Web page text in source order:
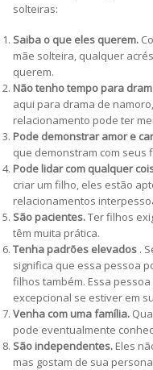
solteiras:
Saiba o que eles querem.
mãe solteira, qualquer
querem.
Não tenho tempo para
aqui para drama de
relacionamento pode ter
Pode demonstrar amor e
que demonstram com seus
Pode lidar com qualquer
criar um filho, eles estão
relacionamentos
São pacientes.Ter filhos
têm muita prática.
Tenha padrões elevados .
significa que essa pessoa
filhos também. Essa
excepcional se estiver em
Venha com uma família.
pode eventualmente
São independentes. Eles
mas gostam de sua